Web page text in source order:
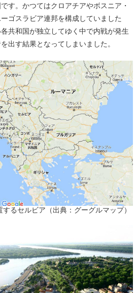
す。かつてはクロアチアやボスニア・
ゴスラビア連邦を構成していました
共和国が独立してゆく中で内戦が発生
出す結果となってしまいました。
るセルビア（出典：グーグルマップ）